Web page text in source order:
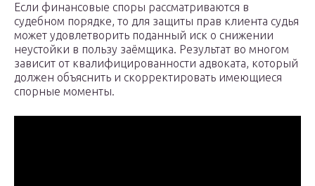
Если финансовые споры рассматриваются в
судебном порядке, то для защиты прав клиента судья
может удовлетворить поданный иск о снижении
неустойки в пользу заёмщика. Результат во многом
зависит от квалифицированности адвоката, который
должен объяснить и скорректировать имеющиеся
спорные моменты.